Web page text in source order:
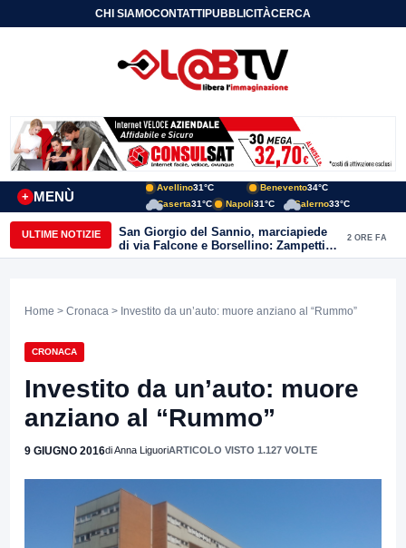
CHI SIAMOCONTATTIPUBBLICITÀCERCA
MENÙ
+
Avellino31°C Benevento34°C
Caserta31°C Napoli31°C Salerno33°C
ULTIME NOTIZIE
San Giorgio del Sannio, marciapiede
di via Falcone e Borsellino: Zampetti e
Lombardi replicano alle polemiche
2 ORE FA
Home > Cronaca > Investito da un’auto: muore anziano al “Rummo”
CRONACA
Investito da un’auto: muore
anziano al “Rummo”
9 GIUGNO 2016di Anna LiguoriARTICOLO VISTO 1.127 VOLTE